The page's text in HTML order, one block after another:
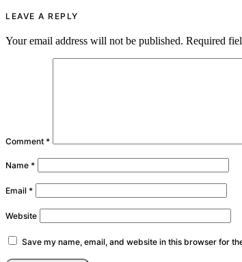
LEAVE A REPLY
Your email address will not be published. Required
Comment *
Name *
Email *
Website
Save my name, email, and website in this browser for